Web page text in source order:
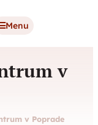
Menu
v
v Poprade